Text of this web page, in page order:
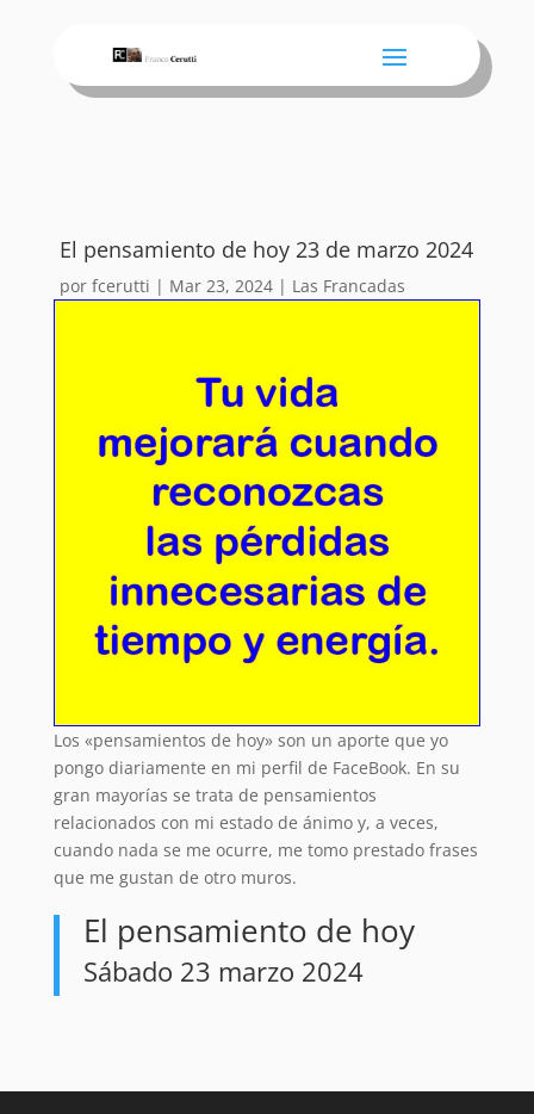
El pensamiento de hoy 23 de marzo 2024
porfcerutti | Mar 23, 2024 | Las Francadas
Los «pensamientos de hoy» son un aporte que yo
pongo diariamente en mi perfil de FaceBook. En su
gran mayorías se trata de pensamientos
relacionados con mi estado de ánimo y, a veces,
cuando nada se me ocurre, me tomo prestado frases
que me gustan de otro muros.
El pensamiento de hoy
Sábado 23 marzo 2024